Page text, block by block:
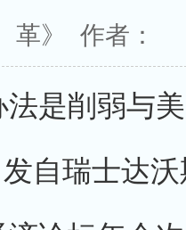
革》 作者：
是削弱与
自瑞士达